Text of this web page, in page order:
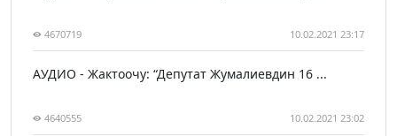
4670719 10.02.2021 23:17
АУДИО - Жактоочу: “Депутат Жумалиевдин 16 ...
4640555 10.02.2021 23:02